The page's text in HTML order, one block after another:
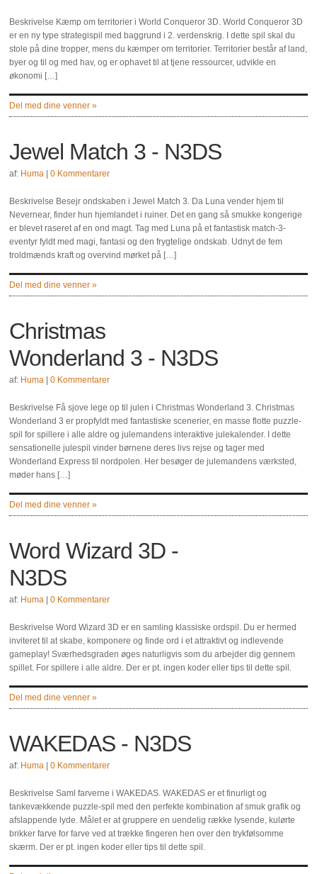
Beskrivelse Kæmp om territorier i World Conqueror 3D. World Conqueror 3D
er en ny type strategispil med baggrund i 2. verdenskrig. I dette spil skal du
stole på dine tropper, mens du kæmper om territorier. Territorier består af land,
byer og til og med hav, og er ophavet til at tjene ressourcer, udvikle en
økonomi […]
Del med dine venner »
Jewel Match 3 - N3DS
af: Huma |0 Kommentarer
Beskrivelse Besejr ondskaben i Jewel Match 3. Da Luna vender hjem til
Nevernear, finder hun hjemlandet i ruiner. Det en gang så smukke kongerige
er blevet raseret af en ond magt. Tag med Luna på et fantastisk match-3-
eventyr fyldt med magi, fantasi og den frygtelige ondskab. Udnyt de fem
troldmænds kraft og overvind mørket på […]
Del med dine venner »
Christmas
Wonderland 3 - N3DS
af: Huma |0 Kommentarer
Beskrivelse Få sjove lege op til julen i Christmas Wonderland 3. Christmas
Wonderland 3 er propfyldt med fantastiske scenerier, en masse flotte puzzle-
spil for spillere i alle aldre og julemandens interaktive julekalender. I dette
sensationelle julespil vinder børnene deres livs rejse og tager med
Wonderland Express til nordpolen. Her besøger de julemandens værksted,
møder hans […]
Del med dine venner »
Word Wizard 3D -
N3DS
af: Huma |0 Kommentarer
Beskrivelse Word Wizard 3D er en samling klassiske ordspil. Du er hermed
inviteret til at skabe, komponere og finde ord i et attraktivt og indlevende
gameplay! Sværhedsgraden øges naturligvis som du arbejder dig gennem
spillet. For spillere i alle aldre. Der er pt. ingen koder eller tips til dette spil.
Del med dine venner »
WAKEDAS - N3DS
af: Huma |0 Kommentarer
Beskrivelse Saml farverne i WAKEDAS. WAKEDAS er et finurligt og
tankevækkende puzzle-spil med den perfekte kombination af smuk grafik og
afslappende lyde. Målet er at gruppere en uendelig række lysende, kulørte
brikker farve for farve ved at trække fingeren hen over den trykfølsomme
skærm. Der er pt. ingen koder eller tips til dette spil.